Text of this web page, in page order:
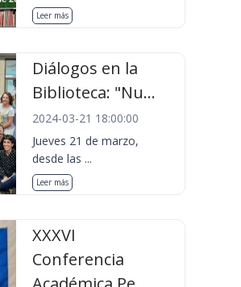
Leer más
Diálogos en la
Biblioteca: "Nu...
2024-03-21 18:00:00
Jueves 21 de marzo,
desde las ...
Leer más
XXXVI
Conferencia